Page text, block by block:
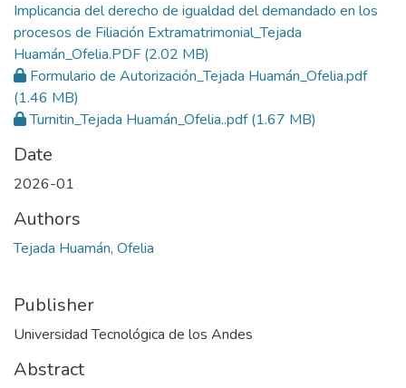
Implicancia del derecho de igualdad del demandado en los
procesos de Filiación Extramatrimonial_Tejada
Huamán_Ofelia.PDF (2.02 MB)
Formulario de Autorización_Tejada Huamán_Ofelia.pdf
(1.46 MB)
Turnitin_Tejada Huamán_Ofelia..pdf(1.67 MB)
Date
2026-01
Authors
Tejada Huamán, Ofelia
Publisher
Universidad Tecnológica de los Andes
Abstract